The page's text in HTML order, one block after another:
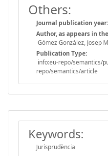
Others:
Journal publication year:
Author, as appears in
Gómez González, Josep
Publication Type:
info:eu-repo/semantics/
repo/semantics/article
Keywords:
Jurisprudència